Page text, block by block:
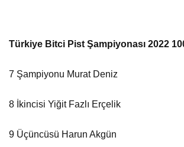
Türkiye Bitci Pist Şampiyonası 2022
7 Şampiyonu Murat Deniz
8 İkincisi Yiğit Fazlı Erçelik
9 Üçüncüsü Harun Akgün